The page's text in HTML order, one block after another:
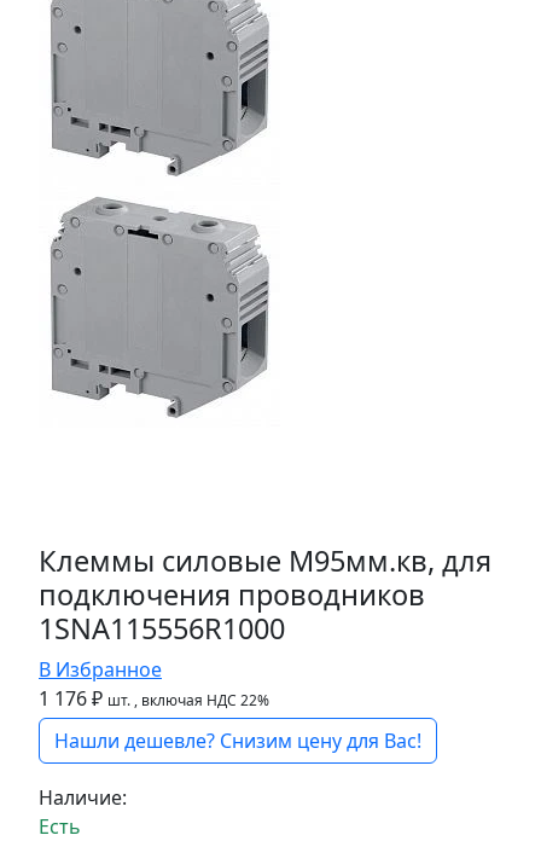
Клеммы силовые M95мм.кв, для
подключения проводников
1SNA115556R1000
В Избранное
1 176 ₽ шт. , включая НДС 22%
Нашли дешевле? Снизим цену для Вас!
Наличие:
Есть